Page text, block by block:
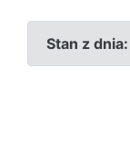
Stan z dnia: